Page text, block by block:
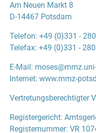
Am Neuen Markt 8
D-14467 Potsdam
Telefon: +49 (0)331 -
Telefax: +49 (0)331 -
E-Mail:
Internet: www.mmz-
Vertretungsberechtigter
Registergericht:
Registernummer: VR